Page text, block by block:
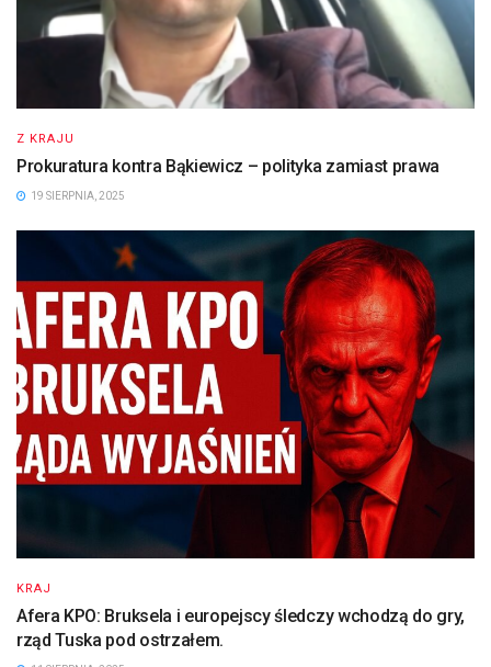
Z KRAJU
Prokuratura kontra Bąkiewicz – polityka zamiast prawa
19 SIERPNIA, 2025
KRAJ
Afera KPO: Bruksela i europejscy śledczy wchodzą do gry,
rząd Tuska pod ostrzałem.